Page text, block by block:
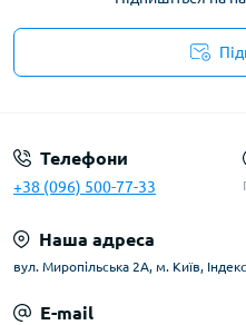
Телефони
+38 (096) 500-77-33
Наша адреса
вул. Миропільська 2А, м. Київ,
E-mail